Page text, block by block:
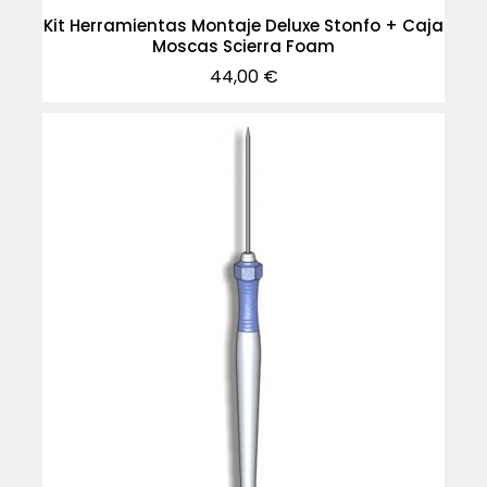
Kit Herramientas Montaje Deluxe Stonfo + Caja
Moscas Scierra Foam
Precio
44,00 €